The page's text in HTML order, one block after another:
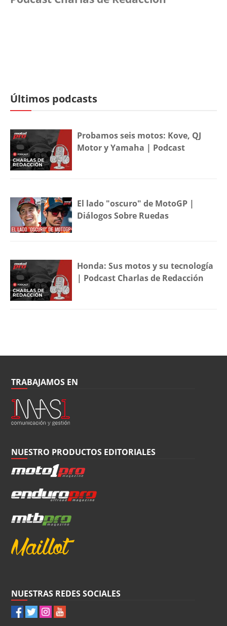
Últimos podcasts
Probamos seis motos: Kove, QJ
Motor y Yamaha | Podcast
El lado "oscuro" de MotoGP |
Diálogos Sobre Ruedas
Honda: Sus motos y su tecnología
| Podcast Charlas de Redacción
TRABAJAMOS EN
NUESTRO PRODUCTOS EDITORIALES
NUESTRAS REDES SOCIALES